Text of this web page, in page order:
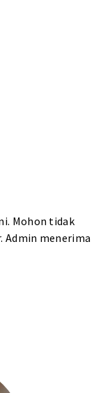
Mohon tidak
menerima